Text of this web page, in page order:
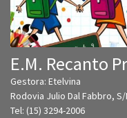
E.M. Recanto
Gestora: Etelvina
Rodovia Julio Dal Fabbro,
Tel: (15) 3294-2006